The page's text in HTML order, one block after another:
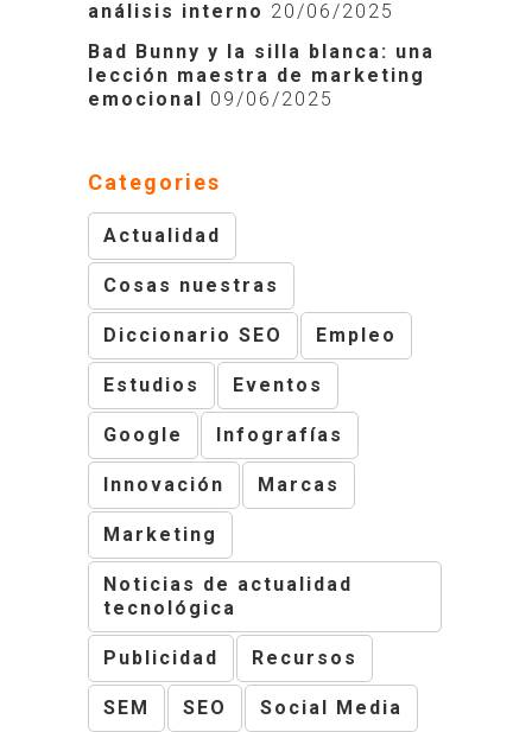
análisis interno 20/06/2025
Bad Bunny y la silla blanca: una
lección maestra de marketing
emocional 09/06/2025
Categories
Actualidad
Cosas nuestras
Diccionario SEO Empleo
Estudios Eventos
Google Infografías
Innovación Marcas
Marketing
Noticias de actualidad
tecnológica
Publicidad Recursos
SEM SEO Social Media